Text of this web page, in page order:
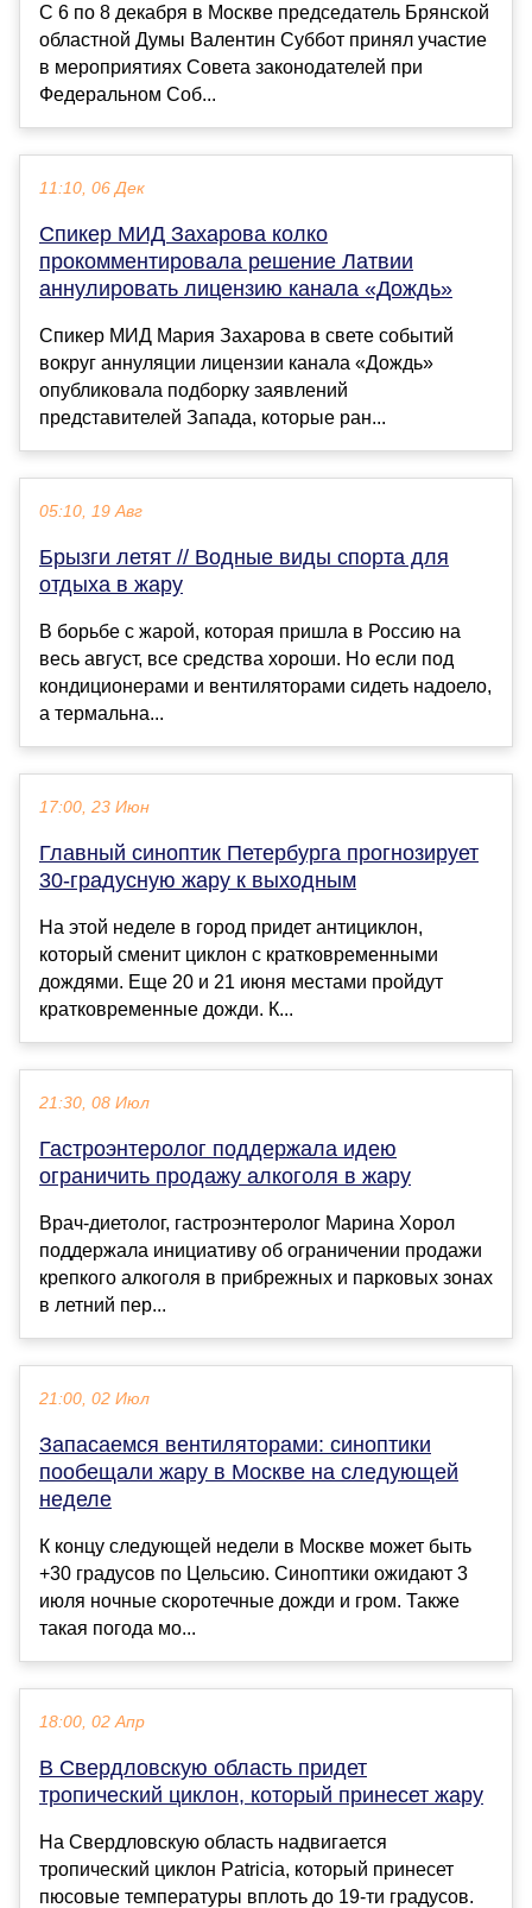
С 6 по 8 декабря в Москве председатель Брянской
областной Думы Валентин Суббот принял участие
в мероприятиях Совета законодателей при
Федеральном Соб...
11:10, 06 Дек
Спикер МИД Захарова колко
прокомментировала решение Латвии
аннулировать лицензию канала «Дождь»
Спикер МИД Мария Захарова в свете событий
вокруг аннуляции лицензии канала «Дождь»
опубликовала подборку заявлений
представителей Запада, которые ран...
05:10, 19 Авг
Брызги летят // Водные виды спорта для
отдыха в жару
В борьбе с жарой, которая пришла в Россию на
весь август, все средства хороши. Но если под
кондиционерами и вентиляторами сидеть надоело,
а термальна...
17:00, 23 Июн
Главный синоптик Петербурга прогнозирует
30-градусную жару к выходным
На этой неделе в город придет антициклон,
который сменит циклон с кратковременными
дождями. Еще 20 и 21 июня местами пройдут
кратковременные дожди. К...
21:30, 08 Июл
Гастроэнтеролог поддержала идею
ограничить продажу алкоголя в жару
Врач-диетолог, гастроэнтеролог Марина Хорол
поддержала инициативу об ограничении продажи
крепкого алкоголя в прибрежных и парковых зонах
в летний пер...
21:00, 02 Июл
Запасаемся вентиляторами: синоптики
пообещали жару в Москве на следующей
неделе
К концу следующей недели в Москве может быть
+30 градусов по Цельсию. Синоптики ожидают 3
июля ночные скоротечные дожди и гром. Также
такая погода мо...
18:00, 02 Апр
В Свердловскую область придет
тропический циклон, который принесет жару
На Свердловскую область надвигается
тропический циклон Patricia, который принесет
пюсовые температуры вплоть до 19-ти градусов.